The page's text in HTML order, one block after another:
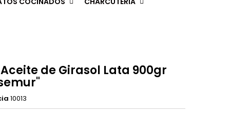
de Girasol Lata 900gr
10013